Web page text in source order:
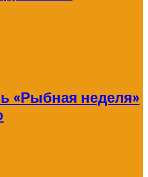
«Рыбная неделя»